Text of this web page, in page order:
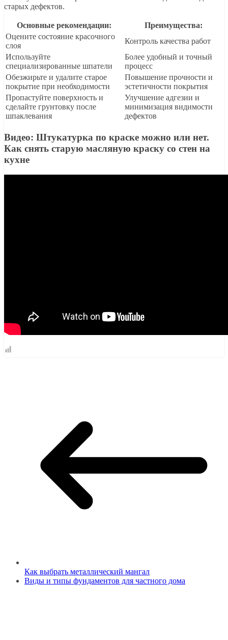
старых дефектов.
Основные рекомендации:
Преимущества:
Оцените состояние красочного
слоя
Контроль качества работ
Используйте
специализированные шпатели
Более удобный и точный
процесс
Обезжирьте и удалите старое
покрытие при необходимости
Повышение прочности и
эстетичности покрытия
Пропастуйте поверхность и
сделайте грунтовку после
шпаклевания
Улучшение адгезии и
минимизация видимости
дефектов
Видео: Штукатурка по краске можно или нет.
Как снять старую масляную краску со стен на
кухне
Как выбрать металлический мангал
Виды и типы фундаментов для частного дома